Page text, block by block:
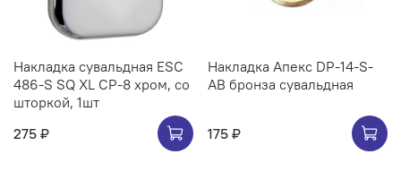
Накладка сувальдная ESC
486-S SQ XL CP-8 хром, со
шторкой, 1шт
275 ₽
Накладка Апекс DP-14-S-
AB бронза сувальдная
175 ₽